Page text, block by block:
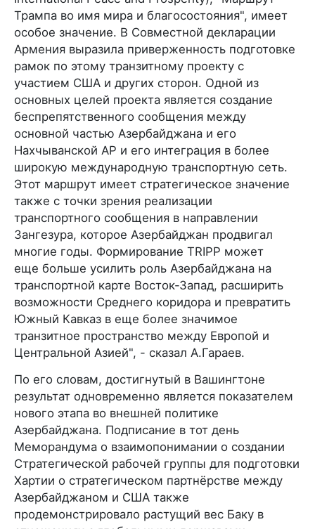
Трампа во имя мира и благосостояния", имеет
особое значение. В Совместной декларации
Армения выразила приверженность подготовке
рамок по этому транзитному проекту с
участием США и других сторон. Одной из
основных целей проекта является создание
беспрепятственного сообщения между
основной частью Азербайджана и его
Нахчыванской АР и его интеграция в более
широкую международную транспортную сеть.
Этот маршрут имеет стратегическое значение
также с точки зрения реализации
транспортного сообщения в направлении
Зангезура, которое Азербайджан продвигал
многие годы. Формирование TRIPP может
еще больше усилить роль Азербайджана на
транспортной карте Восток-Запад, расширить
возможности Среднего коридора и превратить
Южный Кавказ в еще более значимое
транзитное пространство между Европой и
Центральной Азией", - сказал А.Гараев.
По его словам, достигнутый в Вашингтоне
результат одновременно является показателем
нового этапа во внешней политике
Азербайджана. Подписание в тот день
Меморандума о взаимопонимании о создании
Стратегической рабочей группы для подготовки
Хартии о стратегическом партнёрстве между
Азербайджаном и США также
продемонстрировало растущий вес Баку в